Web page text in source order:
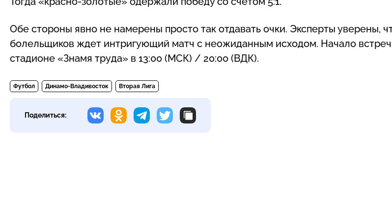
Обе стороны явно не намерены просто так отдавать очки. Эксперты уверены,
болельщиков ждет интригующий матч с неожиданным исходом. Начало
стадионе «Знамя труда» в 13:00 (МСК) / 20:00 (ВДК).
Футбол Динамо-Владивосток Вторая Лига
Поделиться: